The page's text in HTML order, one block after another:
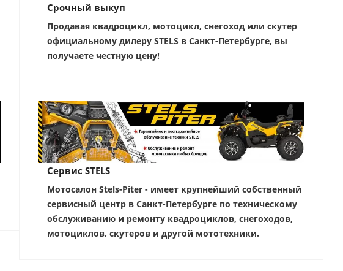
Срочный выкуп
Продавая квадроцикл, мотоцикл, снегоход или скутер
официальному дилеру STELS в Санкт-Петербурге, вы
получаете честную цену!
Сервис STELS
Мотосалон Stels-Piter - имеет крупнейший собственный
сервисный центр в Санкт-Петербурге по техническому
обслуживанию и ремонту квадроциклов, снегоходов,
мотоциклов, скутеров и другой мототехники.